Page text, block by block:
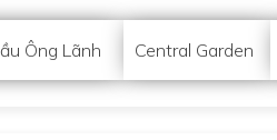
Ông Lãnh Central Garden